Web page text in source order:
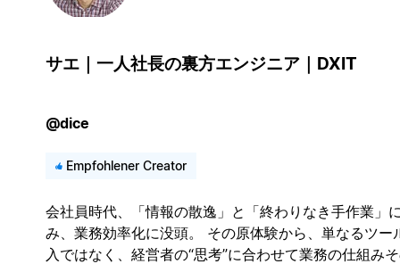
サエ｜一人社長の裏方エンジニア｜DXIT
@dice
Empfohlener Creator
会社員時代、「情報の散逸」と「終わりなき手作業」
み、業務効率化に没頭。 その原体験から、単なるツー
入ではなく、経営者の“思考”に合わせて業務の仕組み